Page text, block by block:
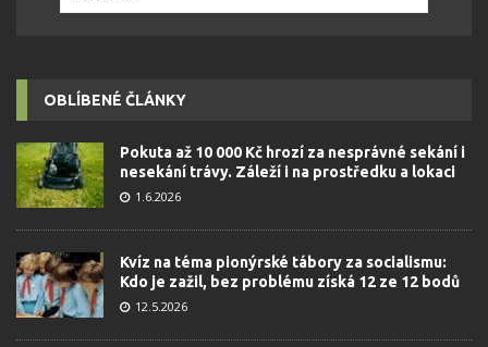
OBLÍBENÉ ČLÁNKY
Pokuta až 10 000 Kč hrozí za nesprávné sekání i
nesekání trávy. Záleží i na prostředku a lokaci
1.6.2026
Kvíz na téma pionýrské tábory za socialismu:
Kdo je zažil, bez problému získá 12 ze 12 bodů
12.5.2026